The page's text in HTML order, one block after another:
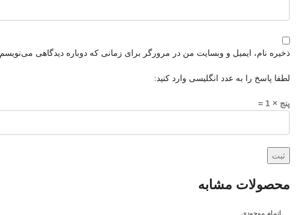
ذخیره نام، ایمیل و وبسایت من در مرورگر برای زمانی که دوباره دیدگاهی می‌نویسم.
لطفا پاسخ را به عدد انگلیسی وارد کنید:
پنج × 1 =
محصولات مشابه
اتمام موجودی